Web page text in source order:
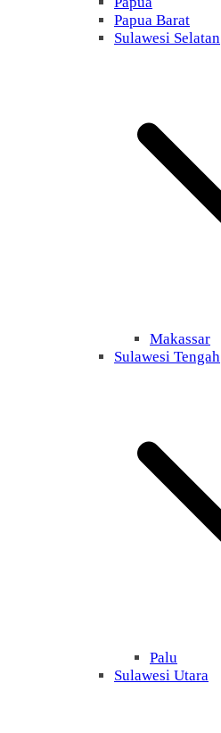
Papua Barat
Sulawesi Selatan
Makassar
Sulawesi Tengah
Palu
Sulawesi Utara